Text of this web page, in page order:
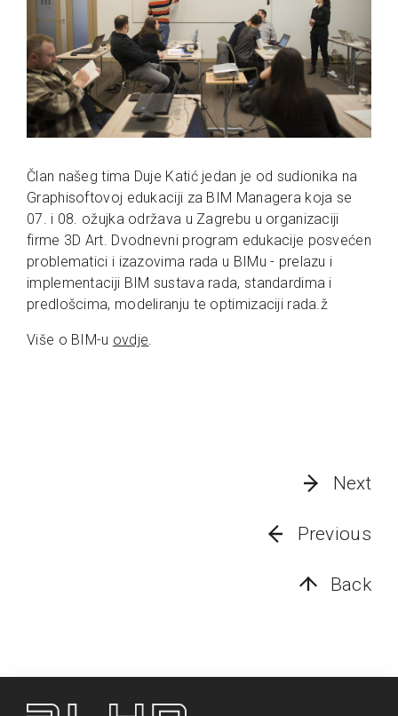
Član našeg tima Duje Katić jedan je od sudionika na
Graphisoftovoj edukaciji za BIM Managera koja se
07. i 08. ožujka održava u Zagrebu u organizaciji
firme 3D Art. Dvodnevni program edukacije posvećen
problematici i izazovima rada u BIMu - prelazu i
implementaciji BIM sustava rada, standardima i
predlošcima, modeliranju te optimizaciji rada.ž
Više o BIM-u ovdje.
Next
Previous
Back